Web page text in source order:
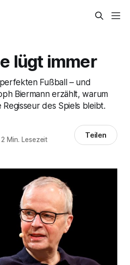
lügt immer
Fußball – und
Biermann erzählt, warum
des Spiels bleibt.
Min. Lesezeit Teilen